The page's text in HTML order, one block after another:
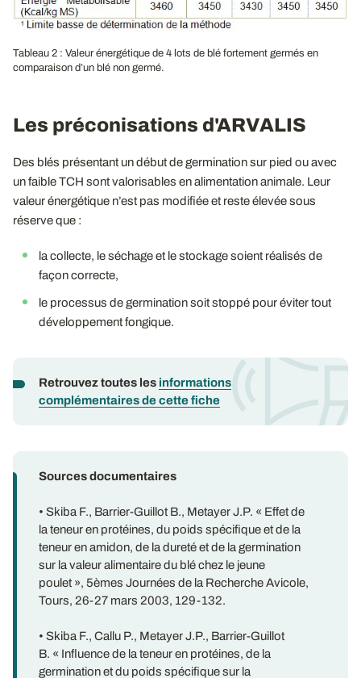
Tableau 2 : Valeur énergétique de 4 lots de blé fortement germés en
comparaison d’un blé non germé.
Les préconisations d'ARVALIS
Des blés présentant un début de germination sur pied ou avec
un faible TCH sont valorisables en alimentation animale. Leur
valeur énergétique n’est pas modifiée et reste élevée sous
réserve que :
la collecte, le séchage et le stockage soient réalisés de
façon correcte,
le processus de germination soit stoppé pour éviter tout
développement fongique.
Retrouvez toutes les informations
complémentaires de cette fiche
Sources documentaires
• Skiba F., Barrier-Guillot B., Metayer J.P. « Effet de
la teneur en protéines, du poids spécifique et de la
teneur en amidon, de la dureté et de la germination
sur la valeur alimentaire du blé chez le jeune
poulet », 5èmes Journées de la Recherche Avicole,
Tours, 26-27 mars 2003, 129-132.
• Skiba F., Callu P., Metayer J.P., Barrier-Guillot
B. « Influence de la teneur en protéines, de la
germination et du poids spécifique sur la